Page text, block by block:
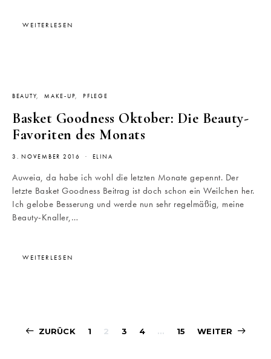
WEITERLESEN
BEAUTY MAKE-UP PFLEGE
Basket Goodness Oktober: Die Beauty-
Favoriten des Monats
3. NOVEMBER 2016 ELINA
Auweia, da habe ich wohl die letzten Monate gepennt. Der
letzte Basket Goodness Beitrag ist doch schon ein Weilchen her.
Ich gelobe Besserung und werde nun sehr regelmäßig, meine
Beauty-Knaller,…
WEITERLESEN
ZURÜCK 1 2 3 4 … 15 WEITER